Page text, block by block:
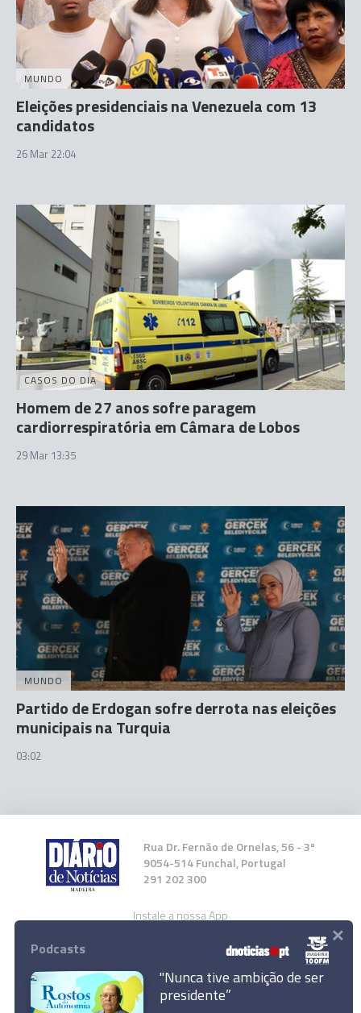
MUNDO
Eleições presidenciais na Venezuela com 13
candidatos
26 Mar 22:04
CASOS DO DIA
Homem de 27 anos sofre paragem
cardiorrespiratória em Câmara de Lobos
29 Mar 13:35
MUNDO
Partido de Erdogan sofre derrota nas eleições
municipais na Turquia
03:02
Rua Dr. Fernão de Ornelas, 56 - 3º
9054-514 Funchal, Portugal
291 202 300
Instale a nossa App
Podcasts
"Nunca tive ambição de ser
presidente”
×